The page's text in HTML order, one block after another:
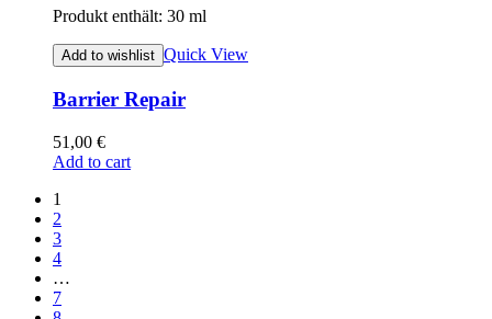
Produkt enthält: 30 ml
Add to wishlist Quick View
Barrier Repair
51,00 €
Add to cart
1
2
3
4
…
7